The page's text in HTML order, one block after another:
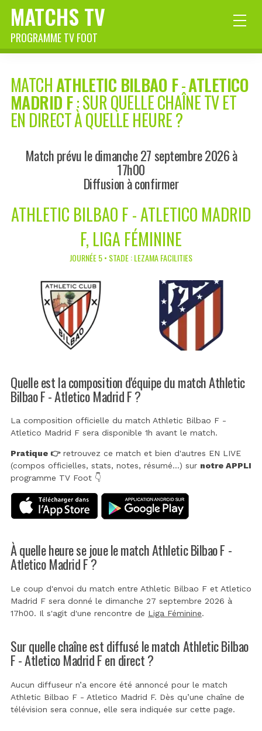
MATCHS TV
PROGRAMME TV FOOT
MATCHATHLETIC BILBAO F-ATLETICO
MADRID F: SUR QUELLE CHAÎNE TV ET
EN DIRECT À QUELLE HEURE ?
Match prévu le dimanche 27 septembre 2026 à
17h00
Diffusion à confirmer
ATHLETIC BILBAO F - ATLETICO MADRID
F, LIGA FÉMININE
JOURNÉE 5 • STADE : LEZAMA FACILITIES
Quelle est la composition d'équipe du match Athletic
Bilbao F - Atletico Madrid F ?
La composition officielle du match Athletic Bilbao F -
Atletico Madrid F sera disponible 1h avant le match.
Pratique 👉retrouvez ce match et bien d'autres EN LIVE
(compos officielles, stats, notes, résumé...) sur notre APPLI
programme TV Foot 👇
À quelle heure se joue le match Athletic Bilbao F -
Atletico Madrid F ?
Le coup d'envoi du match entre Athletic Bilbao F et Atletico
Madrid F sera donné le dimanche 27 septembre 2026 à
17h00. Il s'agit d'une rencontre de Liga Féminine.
Sur quelle chaîne est diffusé le match Athletic Bilbao
F - Atletico Madrid F en direct ?
Aucun diffuseur n’a encore été annoncé pour le match
Athletic Bilbao F - Atletico Madrid F. Dès qu’une chaîne de
télévision sera connue, elle sera indiquée sur cette page.